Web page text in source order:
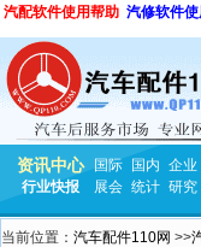
汽配软件使用帮助 汽修软件
资讯中心 国际 国内 企业
行业快报
展会 统计 研究
当前位置： 汽车配件110网 >>